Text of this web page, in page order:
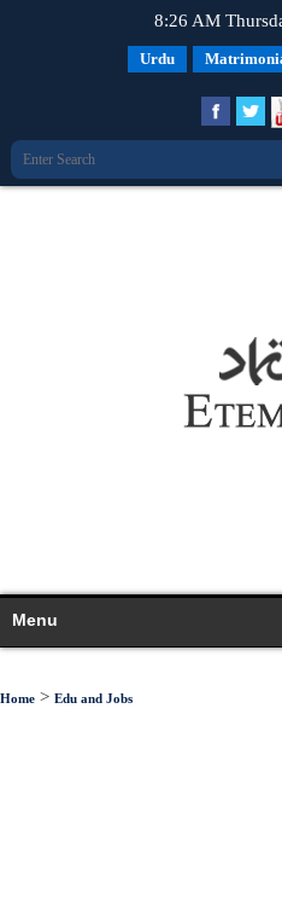
8:26 AM
Urdu
Menu
Home > Edu and Jobs